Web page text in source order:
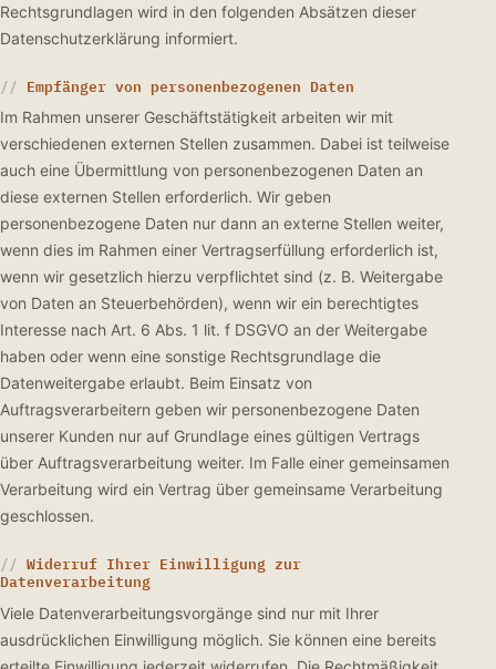
Rechtsgrundlagen wird in den folgenden Absätzen dieser
Datenschutzerklärung informiert.
Empfänger von personenbezogenen Daten
Im Rahmen unserer Geschäftstätigkeit arbeiten wir mit
verschiedenen externen Stellen zusammen. Dabei ist teilweise
auch eine Übermittlung von personenbezogenen Daten an
diese externen Stellen erforderlich. Wir geben
personenbezogene Daten nur dann an externe Stellen weiter,
wenn dies im Rahmen einer Vertragserfüllung erforderlich ist,
wenn wir gesetzlich hierzu verpflichtet sind (z. B. Weitergabe
von Daten an Steuerbehörden), wenn wir ein berechtigtes
Interesse nach Art. 6 Abs. 1 lit. f DSGVO an der Weitergabe
haben oder wenn eine sonstige Rechtsgrundlage die
Datenweitergabe erlaubt. Beim Einsatz von
Auftragsverarbeitern geben wir personenbezogene Daten
unserer Kunden nur auf Grundlage eines gültigen Vertrags
über Auftragsverarbeitung weiter. Im Falle einer gemeinsamen
Verarbeitung wird ein Vertrag über gemeinsame Verarbeitung
geschlossen.
Widerruf Ihrer Einwilligung zur
Datenverarbeitung
Viele Datenverarbeitungsvorgänge sind nur mit Ihrer
ausdrücklichen Einwilligung möglich. Sie können eine bereits